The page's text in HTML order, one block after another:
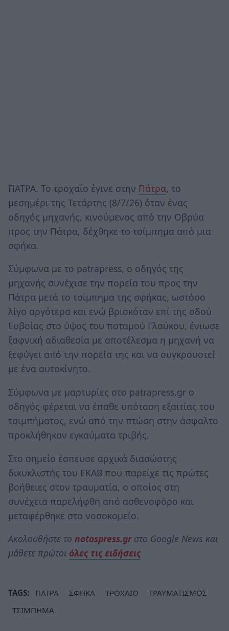
ΠΑΤΡΑ. Το τροχαίο έγινε στην Πάτρα, το
μεσημέρι της Τετάρτης (8/7/26) όταν ένας
οδηγός μηχανής, κινούμενος από την Οβρύα
προς την Πάτρα, δέχθηκε το τσίμπημα από μια
σφήκα.
Σύμφωνα με το patrapress, ο οδηγός της
μηχανής συνέχισε την πορεία του προς την
Πάτρα μετά το τσίμπημα της σφήκας, ωστόσο
λίγο αργότερα και ενώ βρισκόταν επί της οδού
Ευβοίας στο ύψος του ποταμού Γλαύκου, ένιωσε
ξαφνική αδιαθεσία με αποτέλεσμα η μηχανή να
ξεφύγει από την πορεία της και να συγκρουστεί
με ένα αυτοκίνητο.
Σύμφωνα με μαρτυρίες στο patrapress.gr ο
οδηγός φέρεται να έπαθε υπόταση εξαιτίας του
τσιμπήματος, ενώ από την πτώση στην άσφαλτο
προκλήθηκαν εγκαύματα τριβής.
Στο σημείο έσπευσε αρχικά διασώστης
δικυκλιστής του ΕΚΑΒ που παρείχε τις πρώτες
βοήθειες στον τραυματία, ο οποίος στη
συνέχεια παρελήφθη από ασθενοφόρο και
μεταφέρθηκε στο νοσοκομείο.
Ακολουθήστε το notospress.grστο Google News και
μάθετε πρώτοι όλες τις ειδήσεις
TAGS: ΠΑΤΡΑ ΣΦΗΚΑ ΤΡΟΧΑΙΟ
ΤΡΑΥΜΑΤΙΣΜΟΣ
ΤΣΙΜΠΗΜΑ